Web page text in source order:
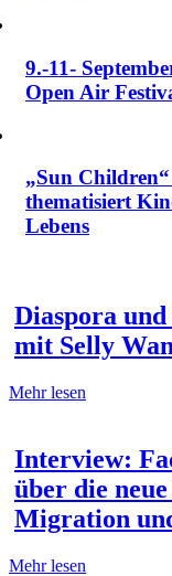
9.-11-
Open Air
„Sun
thematisiert
Lebens
Diaspora
mit Selly
Mehr lesen
Interview:
über die
Migration
Mehr lesen